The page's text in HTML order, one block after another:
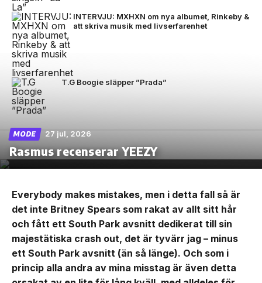
INTERVJU: MXHXN om nya albumet, Rinkeby &
att skriva musik med livserfarenhet
T.G Boogie släpper ”Prada”
MODE 27 jul, 2026
Rasmus recenserar YEEZY
Everybody makes mistakes, men i detta fall så är
det inte Britney Spears som rakat av allt sitt hår
och fått ett South Park avsnitt dedikerat till sin
majestätiska crash out, det är tyvärr jag – minus
ett South Park avsnitt (än så länge). Och som i
princip alla andra av mina misstag är även detta